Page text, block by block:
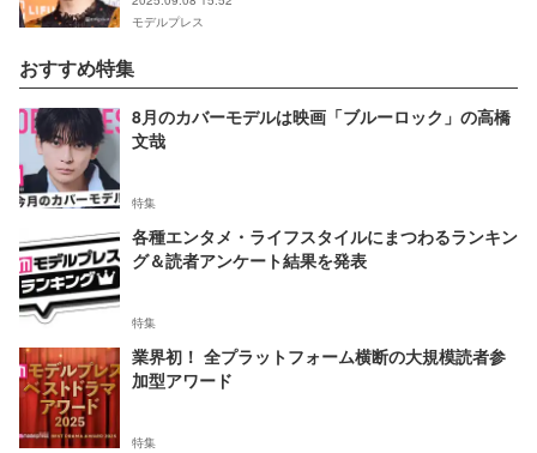
モデルプレス
おすすめ特集
8月のカバーモデルは映画「ブルーロック」の高橋
文哉
特集
各種エンタメ・ライフスタイルにまつわるランキン
グ＆読者アンケート結果を発表
特集
業界初！ 全プラットフォーム横断の大規模読者参
加型アワード
特集